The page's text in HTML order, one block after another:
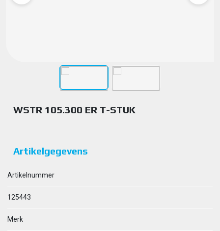
WSTR 105.300 ER T-STUK
Artikelgegevens
Artikelnummer
125443
Merk